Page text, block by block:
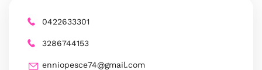
0422633301
3286744153
enniopesce74@gmail.com